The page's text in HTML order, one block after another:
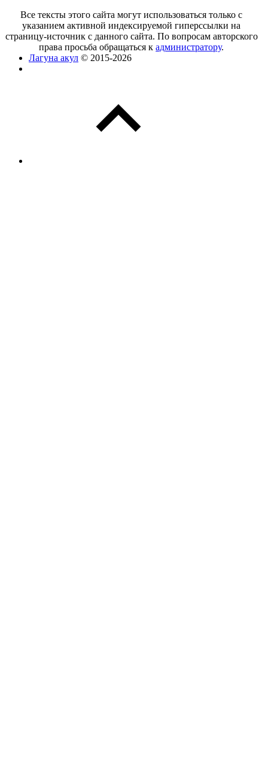
Все тексты этого сайта могут использоваться только с
указанием активной индексируемой гиперссылки на
страницу-источник с данного сайта. По вопросам авторского
права просьба обращаться кадминистратору.
Лагуна акул © 2015-2026